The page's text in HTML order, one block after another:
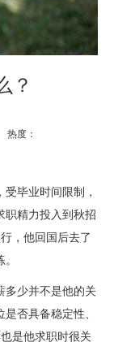
？
：
毕业时间限制，
职精力投入到秋招
，他回国后去了
少并不是他的关
否具备稳定性、
是他求职时很关